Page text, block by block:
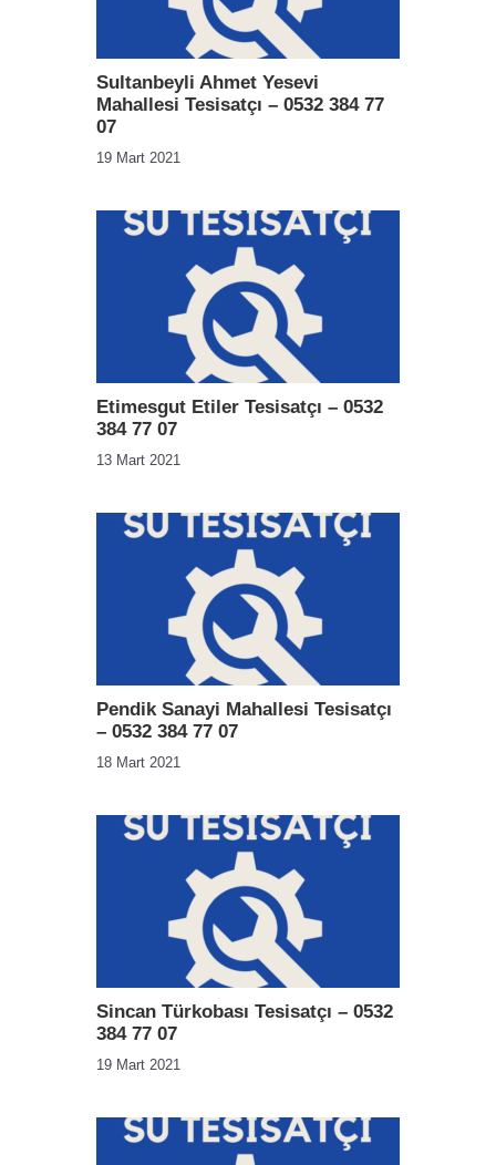
Sultanbeyli Ahmet Yesevi
Mahallesi Tesisatçı – 0532 384 77
07
19 Mart 2021
Etimesgut Etiler Tesisatçı – 0532
384 77 07
13 Mart 2021
Pendik Sanayi Mahallesi Tesisatçı
– 0532 384 77 07
18 Mart 2021
Sincan Türkobası Tesisatçı – 0532
384 77 07
19 Mart 2021